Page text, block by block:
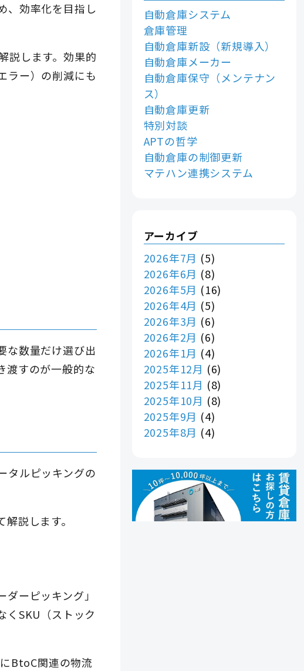
、効率化を目指し
説します。効果的
ラー）の削減にも
な数量だけ選び出
渡すのが一般的な
タルピッキングの
説します。
ーピッキング」
くSKU（ストック
BtoC関連の物流
自動倉庫システム
倉庫管理
自動倉庫新設（新規導入）
自動倉庫メーカー
自動倉庫保守（メンテナン
ス）
自動倉庫更新
特別対談
APTの哲学
自動倉庫の制御更新
マテハン連携システム
アーカイブ
2026年7月 (5)
2026年6月 (8)
2026年5月 (16)
2026年4月 (5)
2026年3月 (6)
2026年2月 (6)
2026年1月 (4)
2025年12月 (6)
2025年11月 (8)
2025年10月 (8)
2025年9月 (4)
2025年8月 (4)